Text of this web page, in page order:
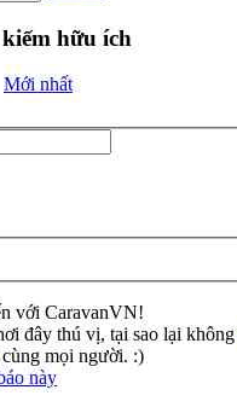
hữu ích
Mới nhất
với CaravanVN!
đây thú vị, tại sao lại không
mọi người. :)
này